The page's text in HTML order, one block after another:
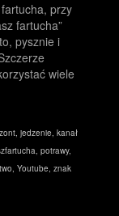
przy
fartucha”
pysznie i
wiele
, jedzenie, kanał
, potrawy,
, Youtube, znak